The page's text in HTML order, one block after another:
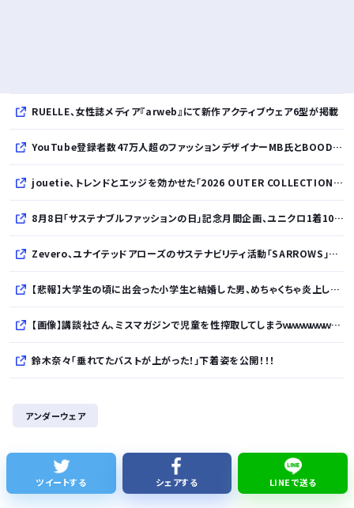
RUELLE、女性誌メディア『arweb』にて新作アクティブウェア6型が掲載
YouTube登録者数47万人超のファッションデザイナーMB氏とBOODYがコラボレーション。極上の着心地を追求した別注Tシャツが8月12日発売開始
jouetie、トレンドとエッジを効かせた「2026 OUTER COLLECTION」を公開
8月8日「サステナブルファッションの日」記念月間企画、ユニクロ1着100円買取保証とXプレゼントキャンペーンを実施
Zevero、ユナイテッドアローズのサステナビリティ活動「SARROWS」を支援。Scope 3排出量算定の効率化・精緻化を開始
【悲報】大学生の頃に出会った小学生と結婚した男、めちゃくちゃ炎上してしまうwwwwwwwww
【画像】講談社さん、ミスマガジンで児童を性搾取してしまうｗｗｗｗｗｗｗｗｗ
鈴木奈々「垂れてたバストが上がった！」下着姿を公開！！！
実証実験都市「ウーブン・シティ」が一般の居住希望者の募集開始 すでにトヨタ関係者が居住
アンダーウェア
ツイートする シェアする LINEで送る